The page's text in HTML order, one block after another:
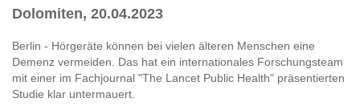
Dolomiten, 20.04.2023
Berlin - Hörgeräte können bei vielen älteren Menschen eine
Demenz vermeiden. Das hat ein internationales Forschungsteam
mit einer im Fachjournal "The Lancet Public Health" präsentierten
Studie klar untermauert.